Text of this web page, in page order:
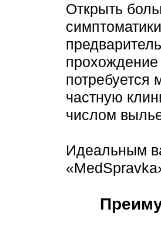
Открыть
потребуется
частную
числом
Идеальным